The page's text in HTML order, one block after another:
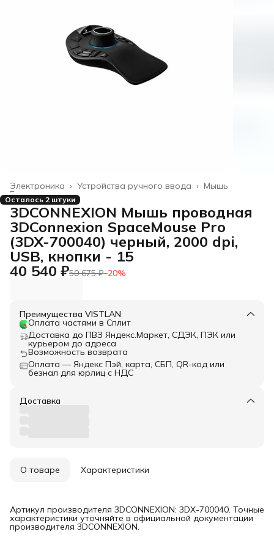
Мышь
Устройства ручного ввода ›
Электроника ›
Главная ›
Осталось 2 штуки
3DCONNEXION Мышь проводная
3DConnexion SpaceMouse Pro
(3DX-700040) черный, 2000 dpi,
USB, кнопки - 15
40 540 ₽50 675 ₽−20%
Преимущества VISTLAN
Оплата частями в Сплит
Доставка до ПВЗ Яндекс.Маркет, СДЭК, ПЭК или
курьером до адреса
Возможность возврата
Оплата — Яндекс Пэй, карта, СБП, QR-код или
безнал для юрлиц с НДС
Доставка
О товаре Характеристики
Артикул производителя 3DCONNEXION: 3DX-700040. Точные
характеристики уточняйте в официальной документации
производителя 3DCONNEXION.